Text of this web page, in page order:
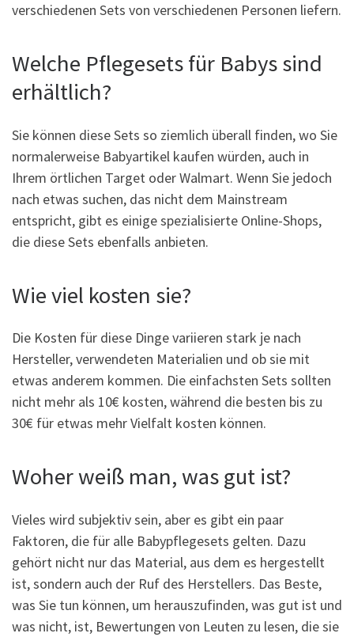
verschiedenen Sets von verschiedenen Personen liefern.
Welche Pflegesets für Babys sind
erhältlich?
Sie können diese Sets so ziemlich überall finden, wo Sie
normalerweise Babyartikel kaufen würden, auch in
Ihrem örtlichen Target oder Walmart. Wenn Sie jedoch
nach etwas suchen, das nicht dem Mainstream
entspricht, gibt es einige spezialisierte Online-Shops,
die diese Sets ebenfalls anbieten.
Wie viel kosten sie?
Die Kosten für diese Dinge variieren stark je nach
Hersteller, verwendeten Materialien und ob sie mit
etwas anderem kommen. Die einfachsten Sets sollten
nicht mehr als 10€ kosten, während die besten bis zu
30€ für etwas mehr Vielfalt kosten können.
Woher weiß man, was gut ist?
Vieles wird subjektiv sein, aber es gibt ein paar
Faktoren, die für alle Babypflegesets gelten. Dazu
gehört nicht nur das Material, aus dem es hergestellt
ist, sondern auch der Ruf des Herstellers. Das Beste,
was Sie tun können, um herauszufinden, was gut ist und
was nicht, ist, Bewertungen von Leuten zu lesen, die sie